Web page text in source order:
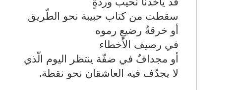
سقطت من كتاب حبيبة نحو الطّريق
أو خرقةُ رضيعٍ رموه
في رصيف الأخطاء
أو مجدافٌ في ضفّة ينتظر اليوم الّذي
لا يجدّف فيه العاشقان نحو نقطة.